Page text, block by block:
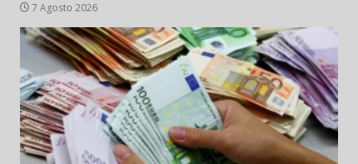
7 Agosto 2026